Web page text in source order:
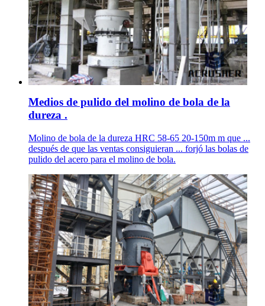
Medios de pulido del molino de bola de la
dureza .
Molino de bola de la dureza HRC 58-65 20-150m m que ...
después de que las ventas consiguieran ... forjó las bolas de
pulido del acero para el molino de bola.